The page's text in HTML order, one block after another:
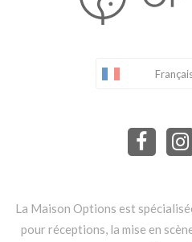
La Maison Options est
pour réceptions, la mise en